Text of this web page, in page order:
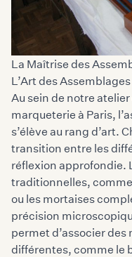
La Maîtrise des
L’Art des
Au sein de notre
marqueterie à Paris,
s’élève au rang d’art.
transition entre les
réflexion approfondie.
traditionnelles,
ou les mortaises
précision
permet d’associer
différentes, comme le